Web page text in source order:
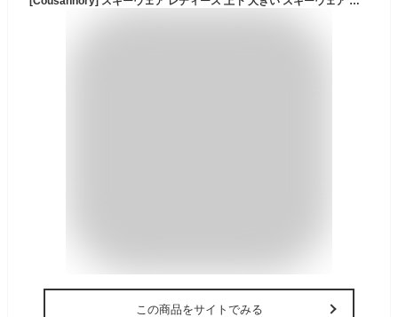
この商品をサイトでみる